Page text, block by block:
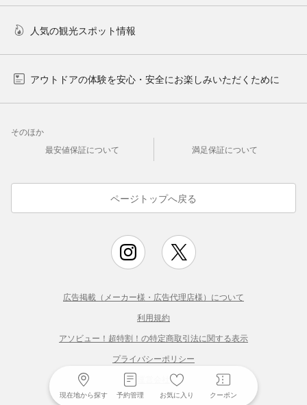
現在地から探す 予約管理 お気に入り クーポン
人気の観光スポット情報
アウトドアの体験を安心・安全にお楽しみいただくために
そのほか
最安値保証について
満足保証について
ページトップへ戻る
広告掲載（メーカー様・広告代理店様）について
利用規約
アソビュー！超特割！の特定商取引法に関する表示
プライバシーポリシー